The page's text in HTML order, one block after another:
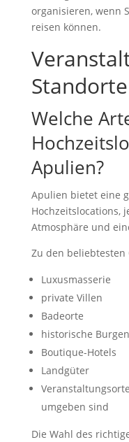
organisieren, wenn
reisen können.
Standorte
Welche
Apulien?
Apulien bietet eine
Hochzeitslocations,
Atmosphäre und
Zu den
Luxusmasserie
private Villen
Badeorte
historische Burgen
Boutique-Hotels
Landgüter
umgeben sind
Die Wahl des